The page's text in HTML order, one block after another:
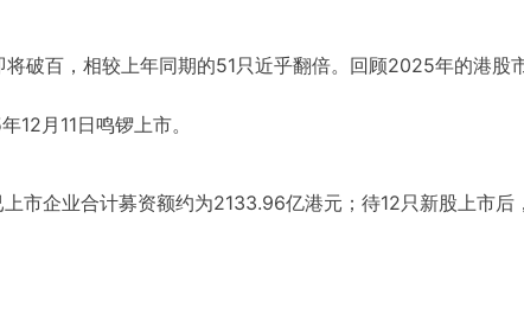
破百，相较上年同期的51只近乎翻倍。回顾2025年的港股
月11日鸣锣上市。
市企业合计募资额约为2133.96亿港元；待12只新股上市后